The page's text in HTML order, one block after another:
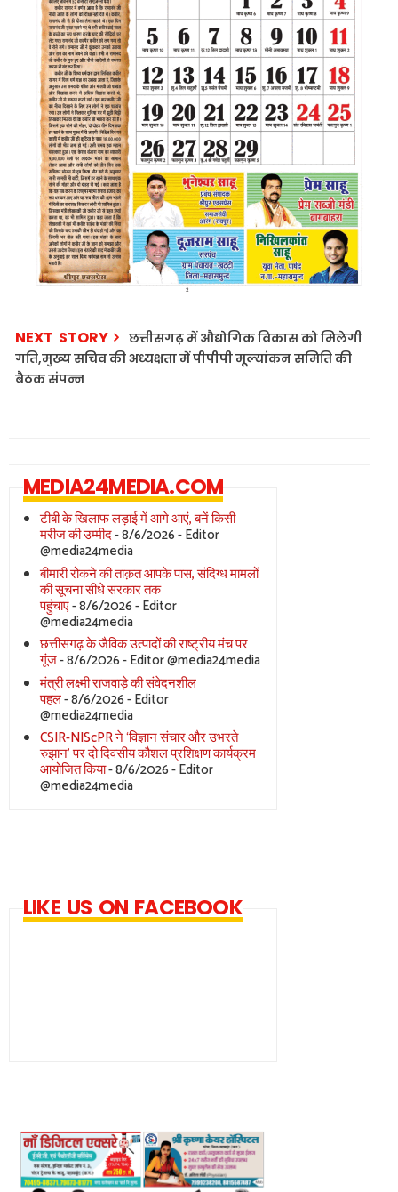
NEXT STORY
छत्तीसगढ़ में औद्योगिक विकास को मिलेगी
गति,मुख्य सचिव की अध्यक्षता में पीपीपी मूल्यांकन समिति की
बैठक संपन्न
MEDIA24MEDIA.COM
टीबी के खिलाफ लड़ाई में आगे आएं, बनें किसी
मरीज की उम्मीद- 8/6/2026- Editor
@media24media
बीमारी रोकने की ताक़त आपके पास, संदिग्ध मामलों
की सूचना सीधे सरकार तक
पहुंचाएं- 8/6/2026- Editor
@media24media
छत्तीसगढ़ के जैविक उत्पादों की राष्ट्रीय मंच पर
गूंज- 8/6/2026- Editor @media24media
मंत्री लक्ष्मी राजवाड़े की संवेदनशील
पहल- 8/6/2026- Editor
@media24media
CSIR-NIScPR ने ‘विज्ञान संचार और उभरते
रुझान’ पर दो दिवसीय कौशल प्रशिक्षण कार्यक्रम
आयोजित किया- 8/6/2026- Editor
@media24media
LIKE US ON FACEBOOK